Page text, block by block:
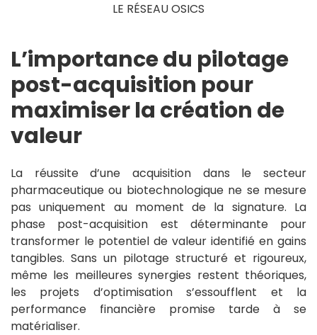
LE RÉSEAU OSICS
L’importance du pilotage
post-acquisition pour
maximiser la création de
valeur
La réussite d’une acquisition dans le secteur
pharmaceutique ou biotechnologique ne se mesure
pas uniquement au moment de la signature. La
phase post-acquisition est déterminante pour
transformer le potentiel de valeur identifié en gains
tangibles. Sans un pilotage structuré et rigoureux,
même les meilleures synergies restent théoriques,
les projets d’optimisation s’essoufflent et la
performance financière promise tarde à se
matérialiser.